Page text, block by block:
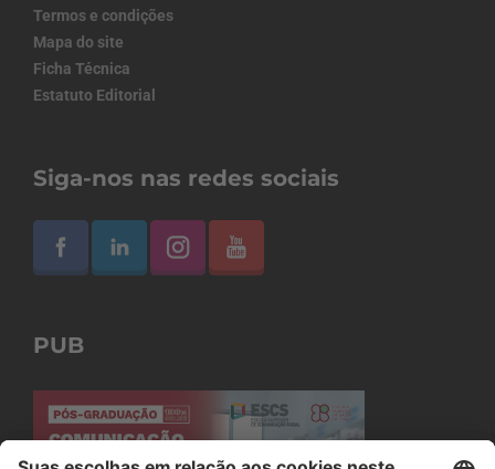
Termos e condições
Mapa do site
Ficha Técnica
Estatuto Editorial
Siga-nos nas redes sociais
PUB